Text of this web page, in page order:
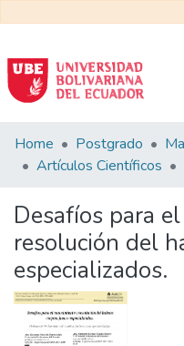
Communities
&
All of DSpace
Statistics
Home Postgrado
Artículos Científicos
Desafíos para
resolución del
especializados.